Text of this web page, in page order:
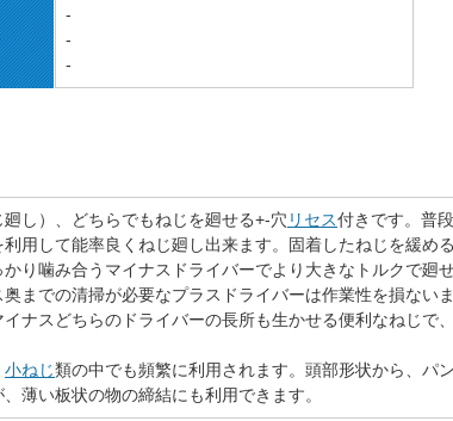
-
-
-
し）、どちらでもねじを廻せる+-穴 リセス付きです。普
用して能率良くねじ廻し出来ます。固着したねじを緩め
り噛み合うマイナスドライバーでより大きなトルクで廻
までの清掃が必要なプラスドライバーは作業性を損ない
ナスどちらのドライバーの長所も生かせる便利なねじで
小ねじ類の中でも頻繁に利用されます。頭部形状から、パ
薄い板状の物の締結にも利用できます。